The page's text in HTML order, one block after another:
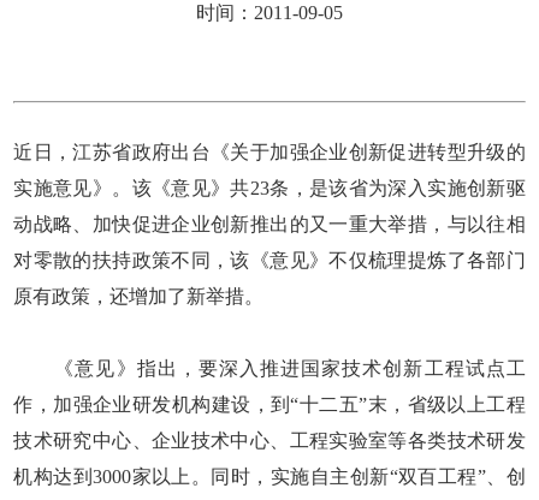
时间：2011-09-05
近日，江苏省政府出台《关于加强企业创新促进转型升级的
实施意见》。该《意见》共23条，是该省为深入实施创新驱
动战略、加快促进企业创新推出的又一重大举措，与以往相
对零散的扶持政策不同，该《意见》不仅梳理提炼了各部门
原有政策，还增加了新举措。
《意见》指出，要深入推进国家技术创新工程试点工
作，加强企业研发机构建设，到“十二五”末，省级以上工程
技术研究中心、企业技术中心、工程实验室等各类技术研发
机构达到3000家以上。同时，实施自主创新“双百工程”、创